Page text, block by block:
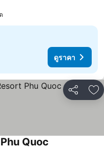
ดูราคา
แชร์ เ
Quoc